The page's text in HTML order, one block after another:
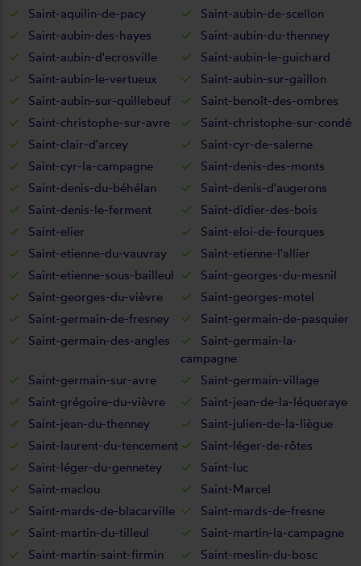
Saint-aquilin-de-pacy
Saint-aubin-de-scellon
Saint-aubin-des-hayes
Saint-aubin-du-thenney
Saint-aubin-d'ecrosville
Saint-aubin-le-guichard
Saint-aubin-le-vertueux
Saint-aubin-sur-gaillon
Saint-aubin-sur-quillebeuf
Saint-benoît-des-ombres
Saint-christophe-sur-avre
Saint-christophe-sur-condé
Saint-clair-d'arcey
Saint-cyr-de-salerne
Saint-cyr-la-campagne
Saint-denis-des-monts
Saint-denis-du-béhélan
Saint-denis-d'augerons
Saint-denis-le-ferment
Saint-didier-des-bois
Saint-elier
Saint-eloi-de-fourques
Saint-etienne-du-vauvray
Saint-etienne-l'allier
Saint-etienne-sous-bailleul
Saint-georges-du-mesnil
Saint-georges-du-vièvre
Saint-georges-motel
Saint-germain-de-fresney
Saint-germain-de-pasquier
Saint-germain-des-angles
Saint-germain-la-
campagne
Saint-germain-sur-avre
Saint-germain-village
Saint-grégoire-du-vièvre
Saint-jean-de-la-léqueraye
Saint-jean-du-thenney
Saint-julien-de-la-liègue
Saint-laurent-du-tencement
Saint-léger-de-rôtes
Saint-léger-du-gennetey
Saint-luc
Saint-maclou
Saint-Marcel
Saint-mards-de-blacarville
Saint-mards-de-fresne
Saint-martin-du-tilleul
Saint-martin-la-campagne
Saint-martin-saint-firmin
Saint-meslin-du-bosc